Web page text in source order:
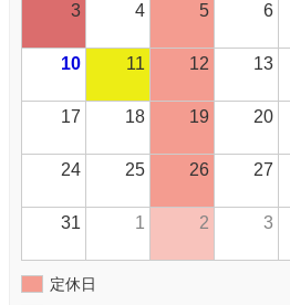
3 4 5 6
10 11 12 13
17 18 19 20
24 25 26 27
31 1 2 3
定休日